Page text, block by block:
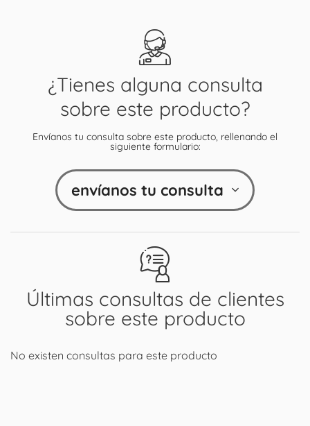
Últimas consultas de clientes
sobre este producto
No existen consultas para este producto
¿Tienes alguna consulta
sobre este producto?
Envíanos tu consulta sobre este producto, rellenando el
siguiente formulario:
envíanos tu consulta